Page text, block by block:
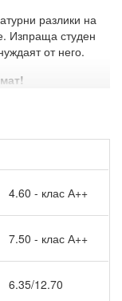
разлики на
Изпраща студен
от него.
всеки интериор.
сегмент.
ниво на комфорт,
в уникалния и
климатик
14000 BTU,
елегантност на
4.60 - клас А++
7.50 - клас А++
6.35/12.70